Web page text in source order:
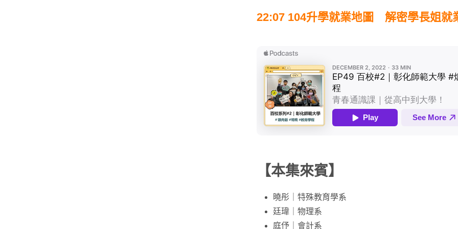
22:07 104升學就業地圖 解密學長姐就
【本集來賓】
曉彤｜特殊教育學系
廷瑋｜物理系
庭伃｜會計系